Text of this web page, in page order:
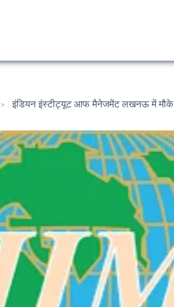
इंडियन इंस्टीट्यूट आफ मैनेजमेंट लखनऊ में मौके